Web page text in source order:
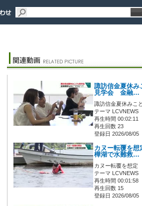
諏訪信金夏休み
見学会 金融…
諏訪信金夏休みこ
テーマ LCVNEWS
再生時間 00:02:11
再生回数 23
登録日 2026/08/05
カヌー転覆を
樺湖で水難救…
カヌー転覆を想定
テーマ LCVNEWS
再生時間 00:01:58
再生回数 15
登録日 2026/08/05